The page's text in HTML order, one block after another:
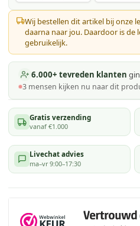
Wij bestellen dit artikel bij onze
daarna naar jou. Daardoor is de
gebruikelijk.
6.000+ tevreden klanten
3 mensen kijken nu naar dit
Gratis verzending
vanaf €1.000
Livechat advies
ma–vr 9:00–17:30